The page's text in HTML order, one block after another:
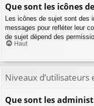
Que sont les icônes
Les icônes de sujet sont
messages pour refléter leur
de sujet dépend des
Haut
Niveaux d’utilisateurs
Que sont les